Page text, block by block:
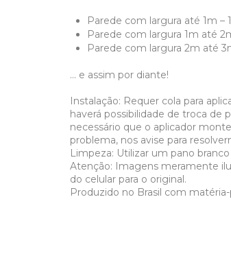
Parede com largura até 1m –
Parede com largura 1m até
Parede com largura 2m até
... e assim por diante!
Instalação: Requer cola para
haverá possibilidade de troca de
necessário que o aplicador
problema, nos avise para
Limpeza: Utilizar um pano
Atenção: Imagens meramente
do celular para o original.
Produzido no Brasil com